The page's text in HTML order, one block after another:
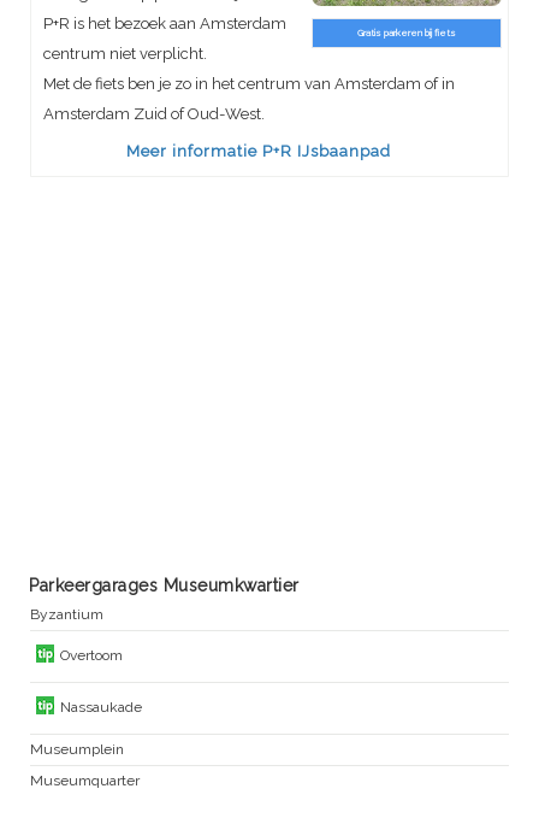
Gratis parkeren bij fiets
P+R is het bezoek aan Amsterdam
centrum niet verplicht.
Met de fiets ben je zo in het centrum van Amsterdam of in
Amsterdam Zuid of Oud-West.
Meer informatie P+R IJsbaanpad
Parkeergarages Museumkwartier
Byzantium
Overtoom
Nassaukade
Museumplein
Museumquarter